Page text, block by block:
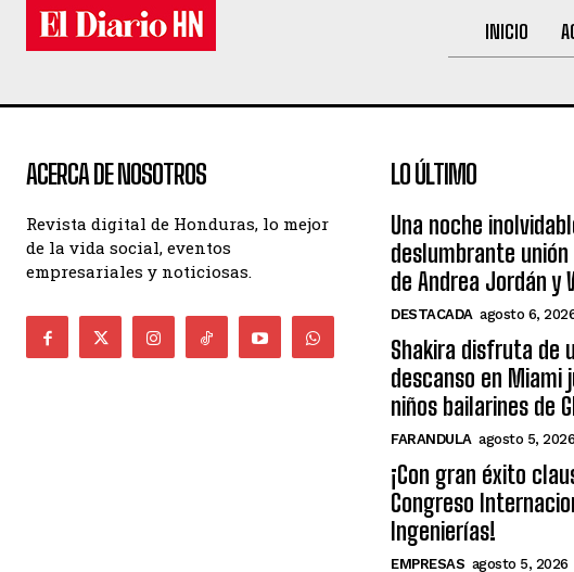
INICIO
ACERCA DE NOSOTROS
Revista digital de Honduras, lo mejor
de la vida social, eventos
empresariales y noticiosas.
LO ÚLTIMO
Una noche
deslumbrante
de Andrea Jordán y
DESTACADA agosto 6,
Shakira disfruta de
descanso en Miami
niños bailarines de
FARANDULA agosto 5, 2026
¡Con gran éxito
Congreso
Ingenierías!
EMPRESAS agosto 5, 2026